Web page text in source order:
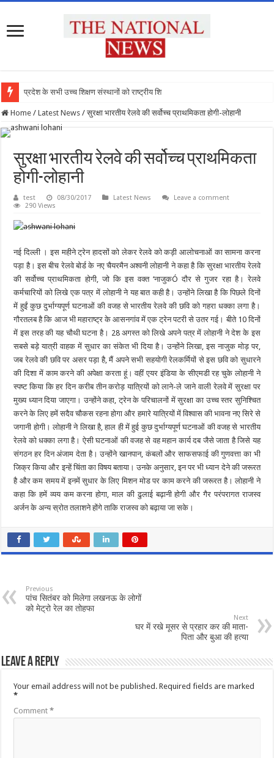
प्रदेश के सभी उच्च शिक्षण संस्थानों को राष्ट्रीय शिक्षा
Home / Latest News / सुरक्षा भारतीय रेलवे की सर्वोच्च प्राथमिकता होगी-लोहानी
सुरक्षा भारतीय रेलवे की सर्वोच्च प्राथमिकता
होगी-लोहानी
test 08/30/2017 Latest News
Leave a comment
290 Views
नई दिल्ली । इस महीने ट्रेन हादसों को लेकर रेलवे को कड़ी आलोचनाओं का सामना करना
पड़ा है। इस बीच रेलवे बोर्ड के नए चैयरमैन अश्वनी लोहानी ने कहा है कि सुरक्षा भारतीय रेलवे
की सर्वोच्च प्राथमिकता होगी, जो कि इस वक्त ‘नाजुकÓ दौर से गुजर रहा है। रेलवे
कर्मचारियों को लिखे एक पत्र में लोहानी ने यह बात कही है। उन्होंने लिखा है कि पिछले दिनों
में हुईं कुछ दुर्भाग्यपूर्ण घटनाओं की वजह से भारतीय रेलवे की छवि को गहरा धक्का लगा है।
गौरतलब है कि आज भी महाराष्ट्र के आसनगांव में एक ट्रेन पटरी से उतर गई। बीते 10 दिनों
में इस तरह की यह चौथी घटना है। 28 अगस्त को लिखे अपने पत्र में लोहानी ने देश के इस
सबसे बड़े यात्री वाहक में सुधार का संकेत भी दिया है। उन्होंने लिखा, इस नाजुक मोड़ पर,
जब रेलवे की छवि पर असर पड़ा है, मैं अपने सभी सहयोगी रेलकर्मियों से इस छवि को सुधारने
की दिशा में काम करने की अपेक्षा करता हूं। वहीं एयर इंडिया के सीएमडी रह चुके लोहानी ने
स्पष्ट किया कि हर दिन करीब तीन करोड़ यात्रियों को लाने-ले जाने वाली रेलवे में सुरक्षा पर
मुख्य ध्यान दिया जाएगा। उन्होंने कहा, ट्रेन के परिचालनों में सुरक्षा का उच्च स्तर सुनिश्चित
करने के लिए हमें सदैव चौकस रहना होगा और हमारे यात्रियों में विश्वास की भावना नए सिरे से
जगानी होगी। लोहानी ने लिखा है, हाल ही में हुई कुछ दुर्भाग्यपूर्ण घटनाओं की वजह से भारतीय
रेलवे को धक्का लगा है। ऐसी घटनाओं की वजह से वह महान कार्य दब जैसे जाता है जिसे यह
संगठन हर दिन अंजाम देता है। उन्होंने खानपान, कंबलों और साफसफाई की गुणवत्ता का भी
जिक्र किया और इन्हें चिंता का विषय बताया। उनके अनुसार, इन पर भी ध्यान देने की जरूरत
है और कम समय में इनमें सुधार के लिए मिशन मोड पर काम करने की जरूरत है। लोहानी ने
कहा कि हमें व्यय कम करना होगा, माल की ढुलाई बढ़ानी होगी और गैर परंपरागत राजस्व
अर्जन के अन्य स्रोत तलाशने होंगे ताकि राजस्व को बढ़ाया जा सके।
Previous
पांच सितंबर को मिलेगा लखनऊ के लोगों
को मेट्रो रेल का तोहफा
Next
घर में रखे मूसर से प्रहार कर की माता-
पिता और बुआ की हत्या
Leave a Reply
Your email address will not be published. Required fields are marked
*
Comment*